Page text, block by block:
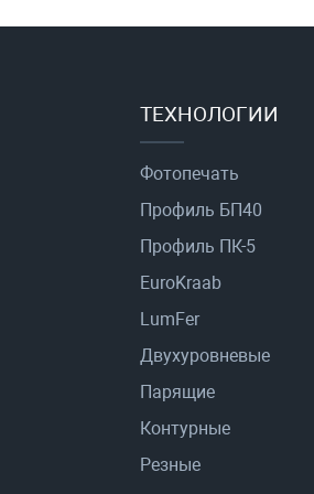
ТЕХНОЛОГИИ
Фотопечать
Профиль БП40
Профиль ПК-5
EuroKraab
LumFer
Двухуровневые
Парящие
Контурные
Резные